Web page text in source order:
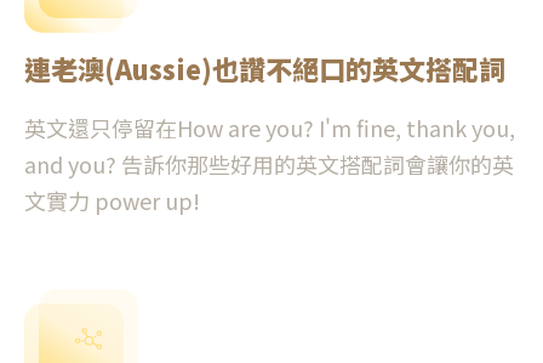
連老澳(Aussie)也讚不絕口的英文搭配詞
英文還只停留在How are you? I'm fine, thank you,
and you? 告訴你那些好用的英文搭配詞會讓你的英
文實力 power up!